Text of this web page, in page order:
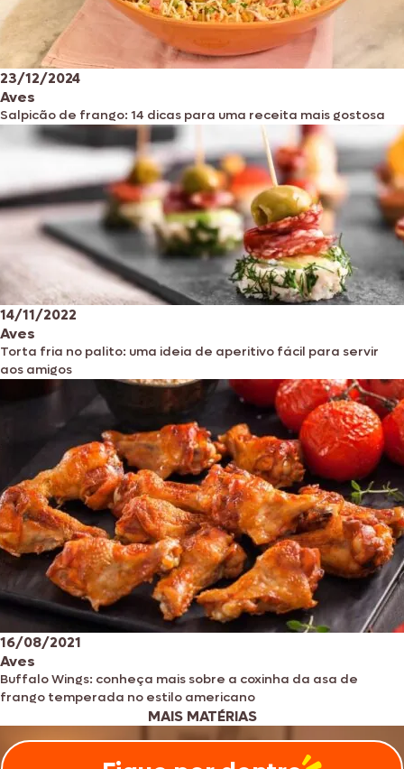
23/12/2024
Aves
Salpicão de frango: 14 dicas para uma receita mais gostosa
14/11/2022
Aves
Torta fria no palito: uma ideia de aperitivo fácil para servir
aos amigos
16/08/2021
Aves
Buffalo Wings: conheça mais sobre a coxinha da asa de
frango temperada no estilo americano
MAIS MATÉRIAS